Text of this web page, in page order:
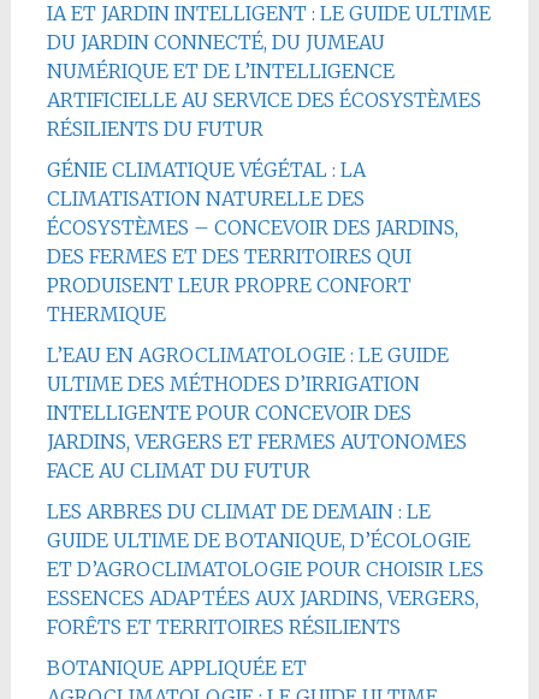
IA ET JARDIN INTELLIGENT : LE GUIDE ULTIME
DU JARDIN CONNECTÉ, DU JUMEAU
NUMÉRIQUE ET DE L’INTELLIGENCE
ARTIFICIELLE AU SERVICE DES ÉCOSYSTÈMES
RÉSILIENTS DU FUTUR
GÉNIE CLIMATIQUE VÉGÉTAL : LA
CLIMATISATION NATURELLE DES
ÉCOSYSTÈMES – CONCEVOIR DES JARDINS,
DES FERMES ET DES TERRITOIRES QUI
PRODUISENT LEUR PROPRE CONFORT
THERMIQUE
L’EAU EN AGROCLIMATOLOGIE : LE GUIDE
ULTIME DES MÉTHODES D’IRRIGATION
INTELLIGENTE POUR CONCEVOIR DES
JARDINS, VERGERS ET FERMES AUTONOMES
FACE AU CLIMAT DU FUTUR
LES ARBRES DU CLIMAT DE DEMAIN : LE
GUIDE ULTIME DE BOTANIQUE, D’ÉCOLOGIE
ET D’AGROCLIMATOLOGIE POUR CHOISIR LES
ESSENCES ADAPTÉES AUX JARDINS, VERGERS,
FORÊTS ET TERRITOIRES RÉSILIENTS
BOTANIQUE APPLIQUÉE ET